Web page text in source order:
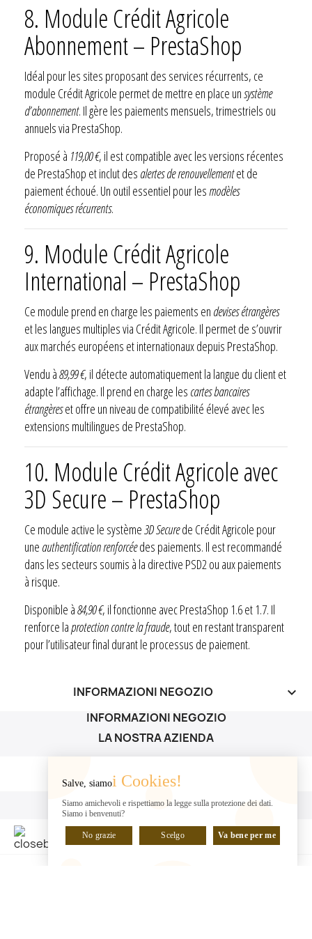
8. Module Crédit Agricole
Abonnement – PrestaShop
Idéal pour les sites proposant des services récurrents, ce
module Crédit Agricole permet de mettre en place unsystème
d’abonnement. Il gère les paiements mensuels, trimestriels ou
annuels via PrestaShop.
Proposé à 119,00 €, il est compatible avec les versions récentes
de PrestaShop et inclut des alertes de renouvellementet de
paiement échoué. Un outil essentiel pour les modèles
économiques récurrents.
9. Module Crédit Agricole
International – PrestaShop
Ce module prend en charge les paiements en devises étrangères
et les langues multiples via Crédit Agricole. Il permet de s’ouvrir
aux marchés européens et internationaux depuis PrestaShop.
Vendu à89,99 €, il détecte automatiquement la langue du client et
adapte l’affichage. Il prend en charge les cartes bancaires
étrangèreset offre un niveau de compatibilité élevé avec les
extensions multilingues de PrestaShop.
10. Module Crédit Agricole avec
3D Secure – PrestaShop
Ce module active le système3D Securede Crédit Agricole pour
une authentification renforcéedes paiements. Il est recommandé
dans les secteurs soumis à la directive PSD2 ou aux paiements
à risque.
Disponible à84,90 €, il fonctionne avec PrestaShop 1.6 et 1.7. Il
renforce laprotection contre la fraude, tout en restant transparent
pour l’utilisateur final durant le processus de paiement.
INFORMAZIONI NEGOZIO keyboard_arrow_down
INFORMAZIONI NEGOZIO
LA NOSTRA AZIENDA
LA NOSTRA AZIENDA
IL TUO ACCOUNT
IL TUO ACCOUNT
Salve, siamoi Cookies!
Siamo amichevoli e rispettiamo la legge sulla protezione dei dati.
Siamo i benvenuti?
No grazie Scelgo Va bene per me
CHATTA CON NOI